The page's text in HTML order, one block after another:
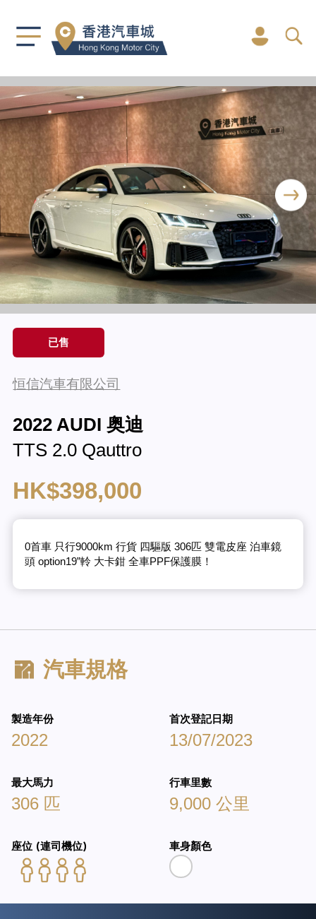
已售
恒信汽車有限公司
2022 AUDI 奥迪
TTS 2.0 Qauttro
HK$398,000
0首車 只行9000km 行貨 四驅版 306匹 雙電皮座 泊車鏡
頭 option19”軨 大卡鉗 全車PPF保護膜！
汽車規格
製造年份
2022
首次登記日期
13/07/2023
最大馬力
306 匹
行車里數
9,000 公里
座位 (連司機位) 車身顏色